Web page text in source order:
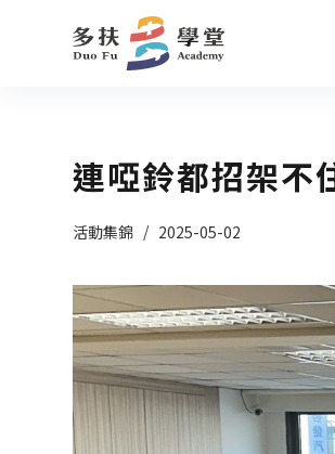
連啞鈴都招架不
活動集錦 2025-05-02